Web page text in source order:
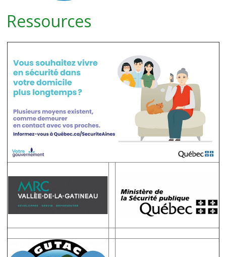
Ressources